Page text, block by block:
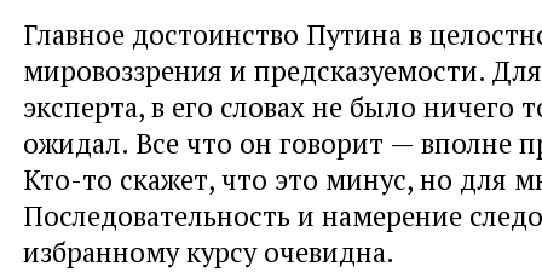
Главное достоинство Путина в
мировоззрения и предсказуемости.
эксперта, в его словах не было ничего
ожидал. Все что он говорит — вполне
Кто-то скажет, что это минус, но для
Последовательность и намерение
избранному курсу очевидна.